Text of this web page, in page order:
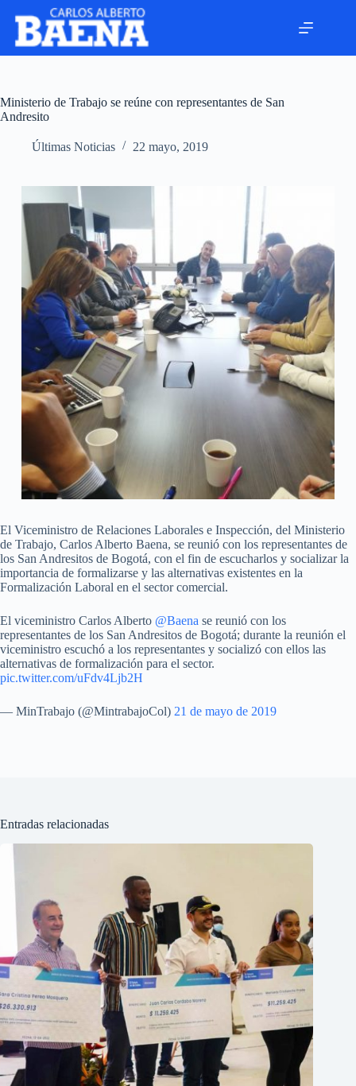
Ministerio de Trabajo se reúne con representantes de San
Andresito
Últimas Noticias 22 mayo, 2019
El Viceministro de Relaciones Laborales e Inspección, del Ministerio
de Trabajo, Carlos Alberto Baena, se reunió con los representantes de
los San Andresitos de Bogotá, con el fin de escucharlos y socializar la
importancia de formalizarse y las alternativas existentes en la
Formalización Laboral en el sector comercial.
El viceministro Carlos Alberto @Baena se reunió con los
representantes de los San Andresitos de Bogotá; durante la reunión el
viceministro escuchó a los representantes y socializó con ellos las
alternativas de formalización para el sector.
pic.twitter.com/uFdv4Ljb2H
— MinTrabajo (@MintrabajoCol) 21 de mayo de 2019
Entradas relacionadas